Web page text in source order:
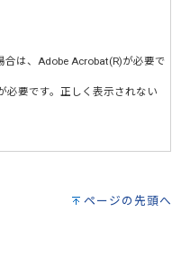
合は、Adobe Acrobat(R)が必要で
必要です。正しく表示されない
ページの先頭へ